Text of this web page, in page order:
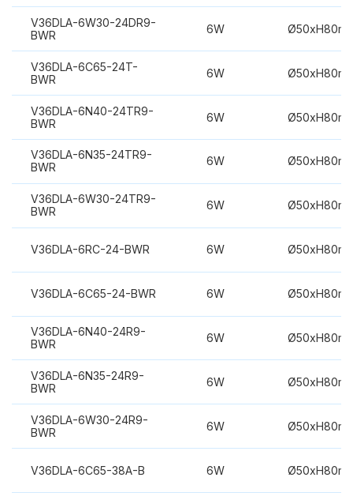
V36DLA-6W30-24DR9-
BWR
6W
V36DLA-6C65-24T-
BWR
6W
V36DLA-6N40-24TR9-
BWR
6W
V36DLA-6N35-24TR9-
BWR
6W
V36DLA-6W30-24TR9-
BWR
6W
V36DLA-6RC-24-BWR 6W
V36DLA-6C65-24-BWR 6W
V36DLA-6N40-24R9-
BWR
6W
V36DLA-6N35-24R9-
BWR
6W
V36DLA-6W30-24R9-
BWR
6W
V36DLA-6C65-38A-B 6W